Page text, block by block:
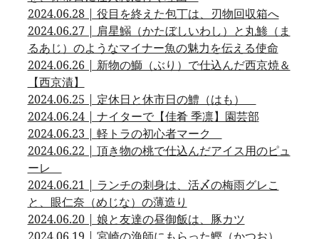
2024.06.28 | 役目を終えた包丁は、刃物回収箱へ
2024.06.27 | 肩星鰯（かたぼしいわし）と丸鯵（ま
るあじ）のようなマイナー魚の魅力を伝える使命
2024.06.26 | 新物の鰤（ぶり）で仕込んだ西京焼＆
【西京漬】
2024.06.25 | 定休日と休市日の鱧（はも）
2024.06.24 | ナイターで【佳肴 季凛】園芸部
2024.06.23 | 軽トラの初心者マーク
2024.06.22 | 頂き物の桃で仕込んだアイス用のピュ
ーレ
2024.06.21 | ランチの刺身は、活〆の梅雨グレこ
と、眼仁奈（めじな）の薄造り
2024.06.20 | 娘と友達の昼御飯は、豚カツ